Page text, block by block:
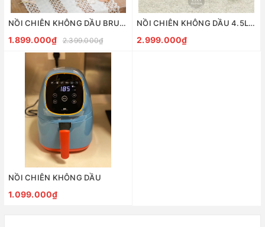
NỒI CHIÊN KHÔNG DẦU BRUNO 3L
1.899.000₫ 2.399.000₫
NỒI CHIÊN KHÔNG DẦU 4.5L 1300W
2.999.000₫
NỒI CHIÊN KHÔNG DẦU
1.099.000₫